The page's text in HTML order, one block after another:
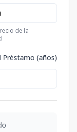
de la
Préstamo (años)